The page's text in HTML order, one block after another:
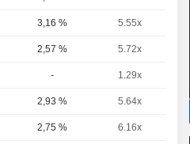
3,16 % 5.55x
2,57 % 5.72x
- 1.29x
2,93 % 5.64x
2,75 % 6.16x